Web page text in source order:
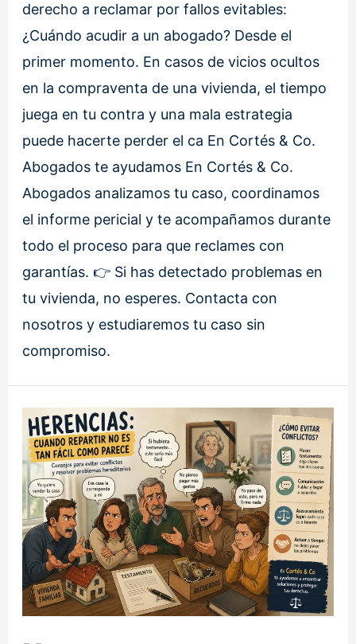
derecho a reclamar por fallos evitables:
¿Cuándo acudir a un abogado? Desde el
primer momento. En casos de vicios ocultos
en la compraventa de una vivienda, el tiempo
juega en tu contra y una mala estrategia
puede hacerte perder el ca En Cortés & Co.
Abogados te ayudamos En Cortés & Co.
Abogados analizamos tu caso, coordinamos
el informe pericial y te acompañamos durante
todo el proceso para que reclames con
garantías. 👉 Si has detectado problemas en
tu vivienda, no esperes. Contacta con
nosotros y estudiaremos tu caso sin
compromiso.